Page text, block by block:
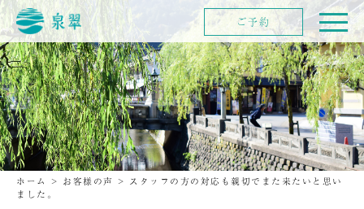
ホーム > お客様の声 > スタッフの方の対応も親切でまた来たいと思い
ました。
ご予約